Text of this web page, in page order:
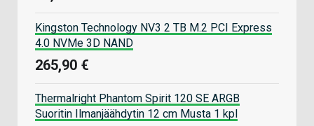
Kingston Technology NV3 2 TB M.2 PCI Express
4.0 NVMe 3D NAND
265,90 €
Thermalright Phantom Spirit 120 SE ARGB
Suoritin Ilmanjäähdytin 12 cm Musta 1 kpl